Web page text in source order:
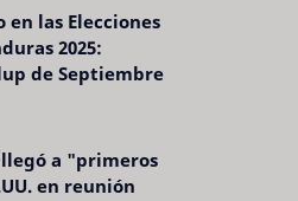
las Elecciones
2025:
de Septiembre
a "primeros
en reunión